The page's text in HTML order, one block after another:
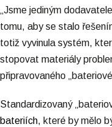
„Jsme jediným
tomu, aby se stalo
totiž vyvinula systém,
stopovat materiály
připravovaného
Standardizovaný
bateriích, které by mělo